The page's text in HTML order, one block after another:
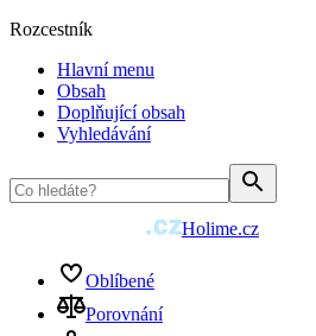
Rozcestník
Hlavní menu
Obsah
Doplňující obsah
Vyhledávání
Holime.cz
Oblíbené
Porovnání